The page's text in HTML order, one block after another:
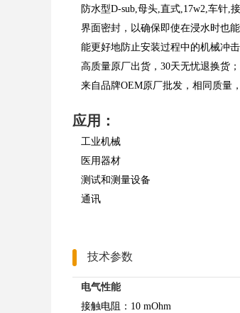
防水型D-sub,母头,直式,17w2,车针,
界面密封，以确保即使在浸水时也能
能更好地防止安装过程中的机械冲击
高质量原厂出货，30天无忧退换货；
来自品牌OEM原厂批发，相同质量
应用：
工业机械
医用器材
测试和测量设备
通讯
技术参数
电气性能
接触电阻：10 mOhm